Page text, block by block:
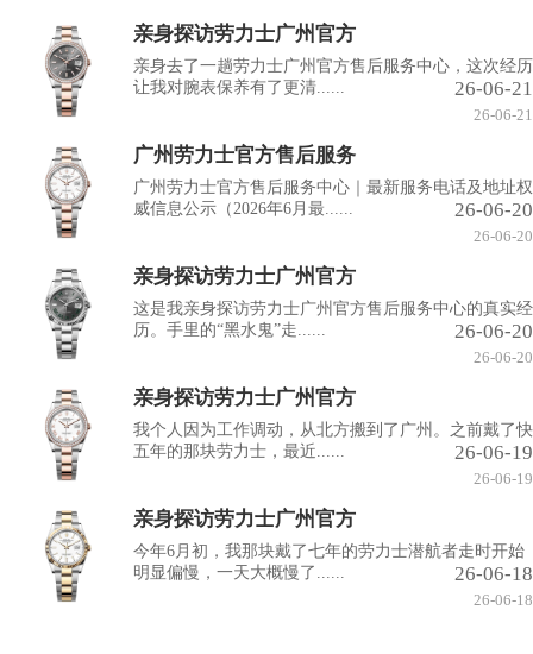
亲身探访劳力士广州官方
亲身去了一趟劳力士广州官方售后服务中心，这次经历
让我对腕表保养有了更清......
26-06-21
26-06-21
广州劳力士官方售后服务
广州劳力士官方售后服务中心｜最新服务电话及地址权
威信息公示（2026年6月最......
26-06-20
26-06-20
亲身探访劳力士广州官方
这是我亲身探访劳力士广州官方售后服务中心的真实经
历。手里的“黑水鬼”走......
26-06-20
26-06-20
亲身探访劳力士广州官方
我个人因为工作调动，从北方搬到了广州。之前戴了快
五年的那块劳力士，最近......
26-06-19
26-06-19
亲身探访劳力士广州官方
今年6月初，我那块戴了七年的劳力士潜航者走时开始
明显偏慢，一天大概慢了......
26-06-18
26-06-18